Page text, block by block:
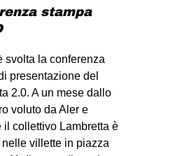
stampa
svolta la conferenza
presentazione del
2.0. A un mese dallo
voluto da Aler e
il collettivo Lambretta è
nelle villette in piazza